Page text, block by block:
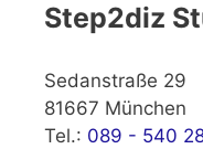
Step2diz
Sedanstraße 29
81667 München
Tel.: 089 - 540